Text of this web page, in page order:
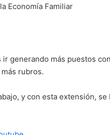
Economía Familiar
generando más puestos
rubros.
y con esta extensión,